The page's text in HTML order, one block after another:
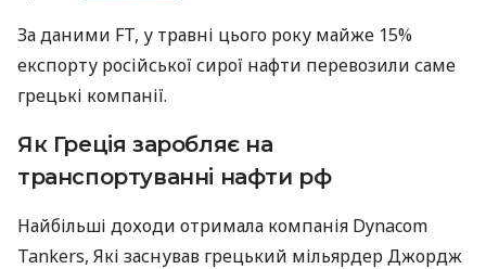
За даними FT, у травні цього року майже 15%
експорту російської сирої нафти перевозили саме
грецькі компанії.
Як Греція заробляє на
транспортуванні нафти рф
Найбільші доходи отримала компанія Dynacom
Tankers, Які заснував грецький мільярдер Джордж